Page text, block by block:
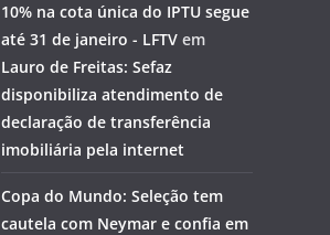
10% na cota única do IPTU segue
até 31 de janeiro - LFTV em
Lauro de Freitas: Sefaz
disponibiliza atendimento de
declaração de transferência
imobiliária pela internet
Copa do Mundo: Seleção tem
cautela com Neymar e confia em